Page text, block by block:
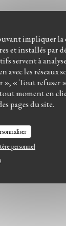
impliquer la
et installés par
servent à
les réseaux
« Tout refuser
tout moment en
pages du site.
personnel